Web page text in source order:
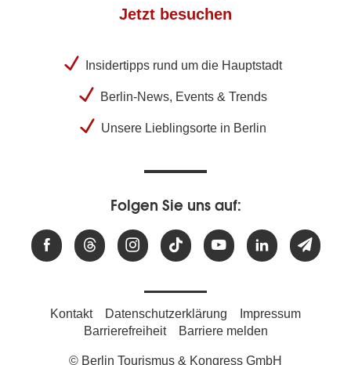
Jetzt besuchen
Insidertipps rund um die Hauptstadt
Berlin-News, Events & Trends
Unsere Lieblingsorte in Berlin
Folgen Sie uns auf:
Kontakt Datenschutzerklärung
Impressum
Barrierefreiheit
Barriere melden
© Berlin Tourismus & Kongress GmbH